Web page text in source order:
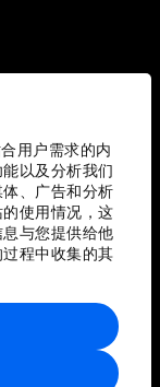
用户需求的内
以及分析我们
、广告和分析
使用情况，这
与您提供给他
程中收集的其